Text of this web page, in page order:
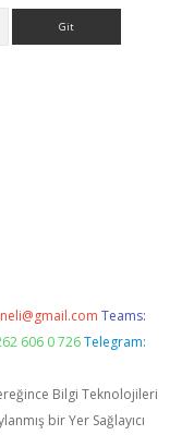
Teams:
606 0 726 Telegram:
Bilgi Teknolojileri
bir Yer Sağlayıcı